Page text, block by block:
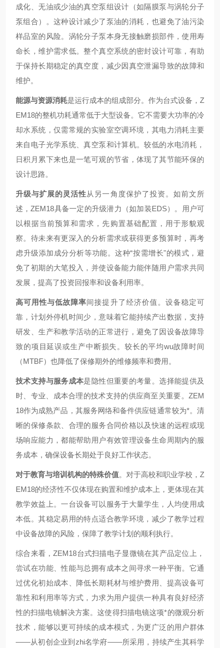
成化、无油或少油的真空泵组设计（如隔膜泵与涡轮分子
泵组合）。这种设计减少了泵油的消耗，也避免了油污染
样品室的风险。涡轮分子泵本身无接触磨损部件，使用寿
命长，维护需求低。整个真空系统的密封设计可靠，有助
于保持长期稳定的真空度，减少因真空泄漏导致的故障和
维护。
能源与资源消耗是运行成本的组成部分。作为台式设备，Z
EM18的整机功耗通常低于大型设备。它不需要大功率的冷
却水系统，仅需常规的实验室空调环境，其电力消耗主要
来自电子光学系统、真空泵和计算机。较低的水电消耗，
日积月累下来也是一笔可观的节省，体现了其节能环保的
设计思路。
升级与扩展的灵活性从另一角度保护了投资。如前文所
述，ZEM18具备一定的升级潜力（如加装EDS）。用户可
以根据当前预算和需求，先购置基础配置，用于形貌观
察。待未来有更深入的分析需求或获得更多预算时，再考
虑升级添加成分分析等功能。这种“按需增长"的模式，避
免了初期的大笔投入，并使设备能力能伴随用户需求共同
发展，提高了投资回报率和设备利用率。
高可用性与低故障率间接提升了经济价值。设备稳定可
靠，计划外停机时间少，意味着它能持续产出数据，支持
研发、生产和教学活动的正常进行，避免了因设备故障导
致的项目延误或生产中断损失。较长的平均wu故障时间
（MTBF）也降低了保修期外的维修频率和费用。
技术支持与服务成本是隐性但重要的考量。选择能提供及
时、专业、成本合理的技术支持的供应商至关重要。ZEM
18作为成熟产品，其服务网络和备件供应链通常较为*。清
晰的保修条款、合理的服务合同价格以及快速的远程或现
场响应能力，都能帮助用户有效管理设备生命周期内的服
务成本，确保设备长期处于良好工作状态。
对于教育与培训机构的特殊价值。对于高校和职业学校，Z
EM18的经济性不仅体现在购置和维护成本上，更体现在其
教学效益上。一台设备可以服务于大量学生，人均使用成
本低。其稳定易用的特点适合教学环境，减少了教学过程
中设备故障的风险，保障了教学计划的顺利执行。
综合来看，ZEM18台式扫描电子显微镜在其产品定位上，
尝试在功能、性能与总拥有成本之间寻求一种平衡。它通
过优化初始成本、降低长期耗材与维护费用、提高设备可
靠性和利用率等方式，力求为用户提供一种具有良好经济
性的扫描电镜解决方案。这使得扫描电镜这项*的微观分析
技术，能够以更可持续的成本模式，为更广泛的用户群体
——从初创企业到zhi名学府——所采用，持续产生其科学